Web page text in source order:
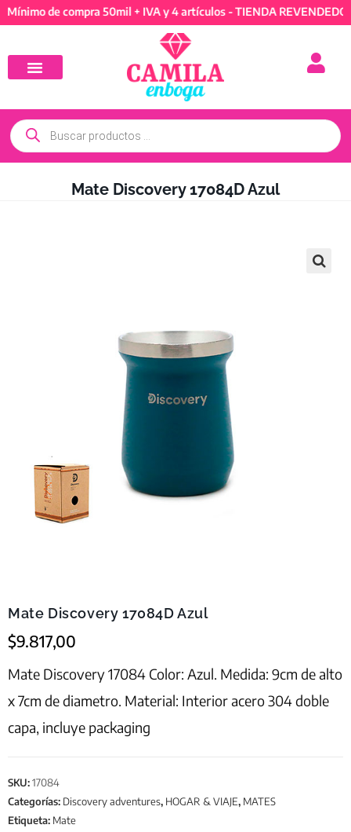
de compra 50mil + IVA y 4 artículos - TIENDA
Mate Discovery 17084D Azul
Mate Discovery 17084D Azul
$9.817,00
Mate Discovery 17084 Color: Azul. Medida: 9cm de alto
x 7cm de diametro. Material: Interior acero 304 doble
capa, incluye packaging
SKU:17084
Categorías: Discovery adventures, HOGAR & VIAJE, MATES
Etiqueta: Mate